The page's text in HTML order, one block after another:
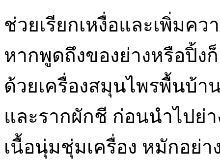
ช่วยเรียกเหงื่อและเพิ่มค
หากพูดถึงของย่างหรือปิ้ง
ด้วยเครื่องสมุนไพรพื้นบ้า
และรากผักชี ก่อนนำไปย่
เนื้อนุ่มชุ่มเครื่อง หมักอย่